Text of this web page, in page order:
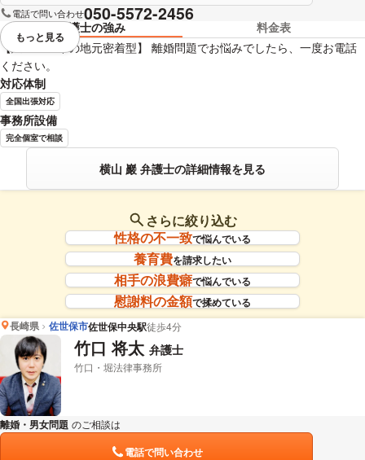
電話で問い合わせ050-5572-2456
弁護士の強み
料金表
【延べ５０年の地元密着型】 離婚問題でお悩みでしたら、一度お電話
ください。
対応体制
全国出張対応
事務所設備
完全個室で相談
横山 巖 弁護士の詳細情報を見る
視覚的に省略されている要素を
もっと見る
さらに絞り込む
性格の不一致で悩んでいる
養育費を請求したい
相手の浪費癖で悩んでいる
慰謝料の金額で揉めている
長崎県
佐世保市佐世保中央駅徒歩4分
竹口 将太 弁護士
竹口・堀法律事務所
離婚・男女問題 のご相談は
電話で問い合わせ